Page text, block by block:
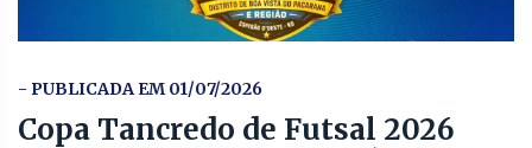
- PUBLICADA EM 01/07/2026
Copa Tancredo de Futsal 2026